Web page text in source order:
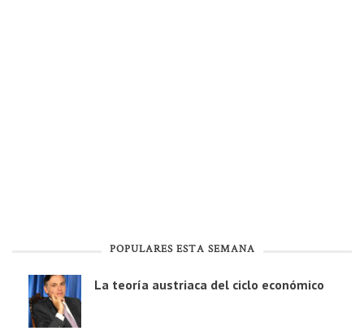
POPULARES ESTA SEMANA
La teoría austriaca del ciclo económico